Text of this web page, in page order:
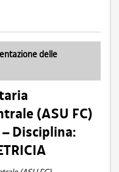
delle
(ASU FC)
– Disciplina: